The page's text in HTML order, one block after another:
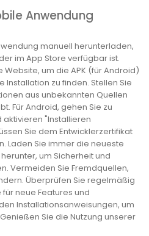
Anwendung
manuell herunterladen,
im App Store verfügbar ist.
um die APK (für Android)
Installation zu finden. Stellen Sie
aus unbekannten Quellen
Für Android, gehen Sie zu
aktivieren "Installieren
Sie dem Entwicklerzertifikat
Laden Sie immer die neueste
um Sicherheit und
Vermeiden Sie Fremdquellen,
Überprüfen Sie regelmäßig
neue Features und
Installationsanweisungen, um
Sie die Nutzung unserer